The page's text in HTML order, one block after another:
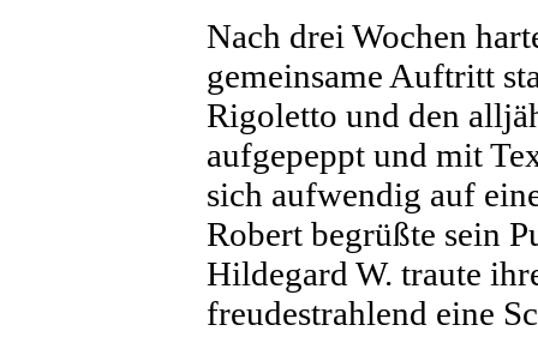
Nach drei Wochen
gemeinsame Auftritt
Rigoletto und den
aufgepeppt und mit
sich aufwendig auf
Robert begrüßte sein
Hildegard W. traute
freudestrahlend eine